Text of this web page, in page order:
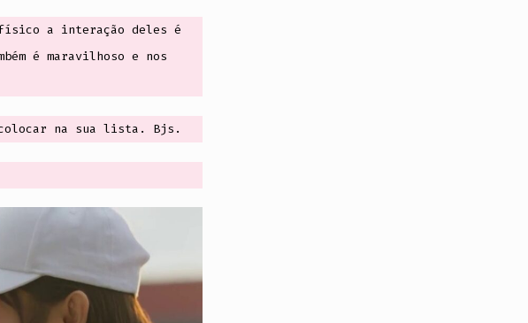
físico a interação deles é
é maravilhoso e nos
na sua lista. Bjs.